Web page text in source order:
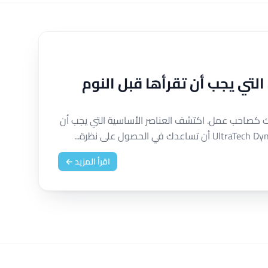
التي يجب أن تقرأها قبل النوم
كصاحب عمل. اكتشف العناصر الأساسية التي يجب أن
اقرأ المزيد ←